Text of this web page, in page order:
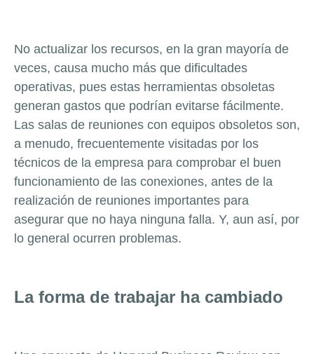
No actualizar los recursos, en la gran mayoría de
veces, causa mucho más que dificultades
operativas, pues estas herramientas obsoletas
generan gastos que podrían evitarse fácilmente.
Las salas de reuniones con equipos obsoletos son,
a menudo, frecuentemente visitadas por los
técnicos de la empresa para comprobar el buen
funcionamiento de las conexiones, antes de la
realización de reuniones importantes para
asegurar que no haya ninguna falla. Y, aun así, por
lo general ocurren problemas.
La forma de trabajar ha cambiado